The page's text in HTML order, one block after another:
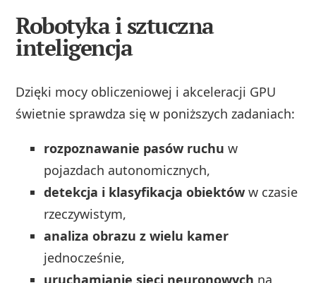
Robotyka i sztuczna
inteligencja
Dzięki mocy obliczeniowej i akceleracji GPU
świetnie sprawdza się w poniższych zadaniach:
rozpoznawanie pasów ruchu w
pojazdach autonomicznych,
detekcja i klasyfikacja obiektów w czasie
rzeczywistym,
analiza obrazu z wielu kamer
jednocześnie,